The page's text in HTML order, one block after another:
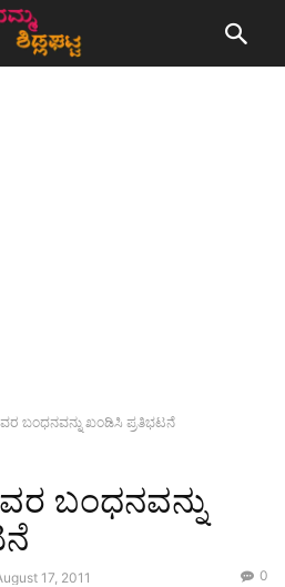
ಬಂಧನವನ್ನು ಖಂಡಿಸಿ ಪ್ರತಿಭಟನೆ
ಬಂಧನವನ್ನು
17, 2011 0